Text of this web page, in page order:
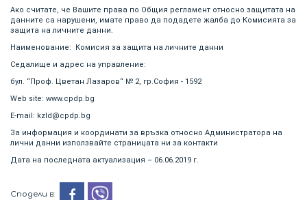
Ако считате, че Вашите права по Общия регламент относно защитата на
данните са нарушени, имате право да подадете жалба до Комисията за
защита на личните данни.
Наименование: Комисия за защита на личните данни
Седалище и адрес на управление:
бул. “Проф. Цветан Лазаров“ № 2, гр.София - 1592
Web site: www.cpdp.bg
E-mail: kzld@cpdp.bg
За информация и координати за връзка относно Администратора на
лични данни използвайте страницата ни за контакти
Дата на последната актуализация – 06.06.2019 г.
Сподели в: